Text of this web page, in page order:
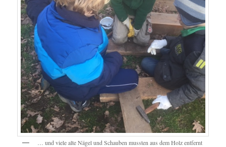
… und viele alte Nägel und Schauben mussten aus dem Holz entfernt